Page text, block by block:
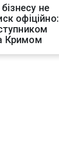
не
офіційно:
Кримом